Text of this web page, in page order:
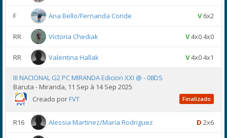
F Ana Bello/Fernanda Conde V6x2
RR Victoria Chediak V4x0 4x0
RR Valentina Hallak V4x0 4x1
III NACIONAL G2 PC MIRANDA Edicion XXI @ - 08DS
Baruta - Miranda, 11 Sep à 14 Sep 2025
Creado porFVT Finalizado
R16 Alessia Martinez/Maria Rodriguez D 2x6